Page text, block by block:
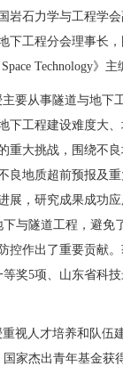
岩石力学与工程学
下工程分会理事长
Technology》主
要从事隧道与地下
下工程建设难度大
重大挑战，围绕不
良地质超前预报及
展，研究成果成功
下与隧道工程，避免
控作出了重要贡献
奖5项、山东省科
视人才培养和队伍
国家杰出青年基金获